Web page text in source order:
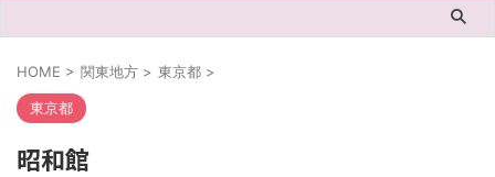
HOME > 関東地方 > 東京都 >
東京都
昭和館